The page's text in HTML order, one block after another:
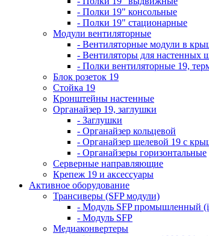
- Полки 19" консольные
- Полки 19" стационарные
Модули вентиляторные
- Вентиляторные модули в
- Вентиляторы для настенных
- Полки вентиляторные 19,
Блок розеток 19
Стойка 19
Кронштейны настенные
Органайзер 19, заглушки
- Заглушки
- Органайзер кольцевой
- Органайзер щелевой 19 с
- Органайзеры горизонтальные
Серверные направляющие
Крепеж 19 и аксессуары
Активное оборудование
Трансиверы (SFP модули)
- Модуль SFP промышленный
- Модуль SFP
Медиаконвертеры